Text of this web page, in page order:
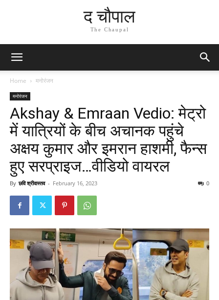
द चौपाल
The Chaupal
Home मनोरंजन
मनोरंजन
Akshay & Emraan Vedio: मेट्रो
में यात्रियों के बीच अचानक पहुंचे
अक्षय कुमार और इमरान हाशमी, फैन्स
हुए सरप्राइज…वीडियो वायरल
By छवि श्रीवास्तव - February 16, 2023 0